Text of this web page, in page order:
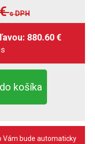
s DPH
Vám bude automaticky